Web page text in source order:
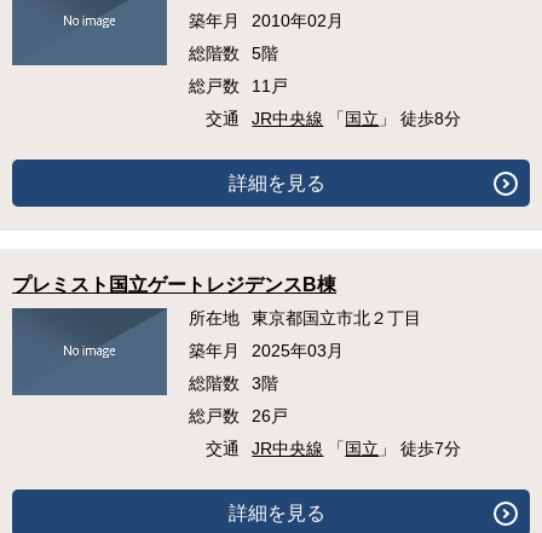
築年月
2010年02月
総階数
5階
総戸数
11戸
交通
JR中央線 「 国立 」 徒歩8分
詳細を見る
プレミスト国立ゲートレジデンスB棟
所在地
東京都国立市北２丁目
築年月
2025年03月
総階数
3階
総戸数
26戸
交通
JR中央線 「 国立 」 徒歩7分
詳細を見る